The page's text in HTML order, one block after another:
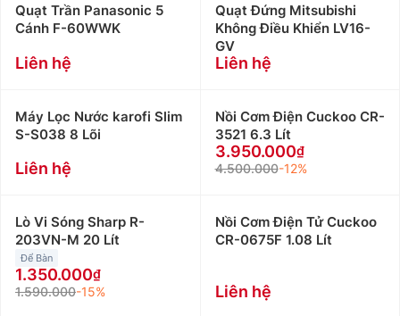
Quạt Trần Panasonic 5
Cánh F-60WWK
Liên hệ
Quạt Đứng Mitsubishi
Không Điều Khiển LV16-
GV
Liên hệ
Máy Lọc Nước karofi Slim
S-S038 8 Lõi
Liên hệ
Nồi Cơm Điện Cuckoo CR-
3521 6.3 Lít
3.950.000
4.500.000-12%
Lò Vi Sóng Sharp R-
203VN-M 20 Lít
Để Bàn
1.350.000
1.590.000-15%
Nồi Cơm Điện Tử Cuckoo
CR-0675F 1.08 Lít
Liên hệ